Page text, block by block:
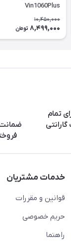
Vin1060Plus
10,450,000
8,499,000 تومان
تمام
ضمانت
خدمات مشتریان
قوانین و مقررات
حریم خصوصی
راهنما